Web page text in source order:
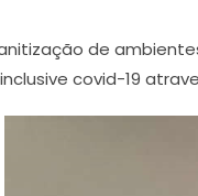
de
inclusive covid-19